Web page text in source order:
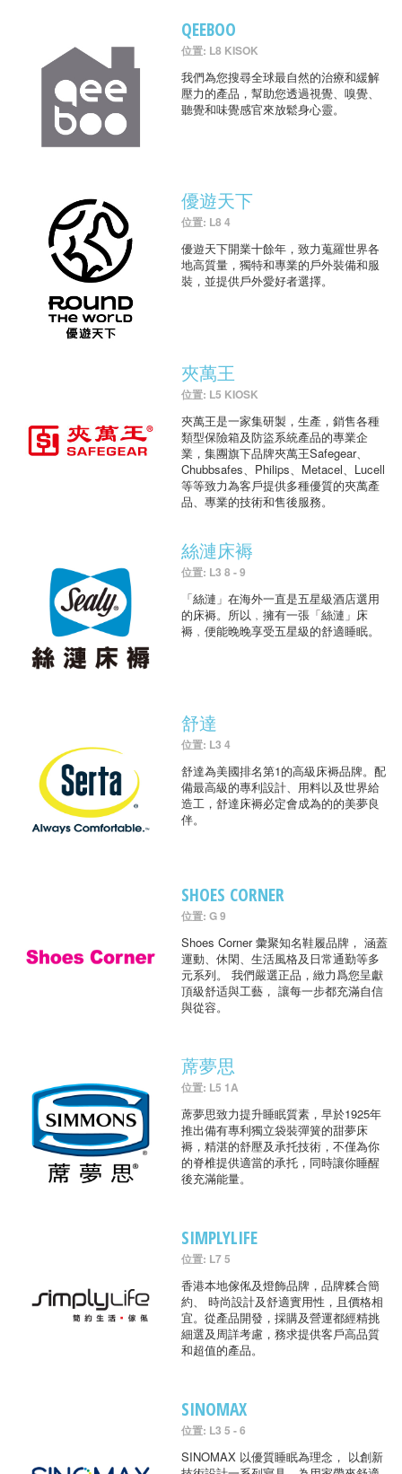
QEEBOO
位置: L8 KISOK
我們為您搜尋全球最自然的治療和緩解
壓力的產品，幫助您透過視覺、嗅覺、
聽覺和味覺感官來放鬆身心靈。
優遊天下
位置: L8 4
優遊天下開業十餘年，致力蒐羅世界各
地高質量，獨特和專業的戶外裝備和服
裝，並提供戶外愛好者選擇。
夾萬王
位置: L5 KIOSK
夾萬王是一家集研製，生產，銷售各種
類型保險箱及防盜系統產品的專業企
業，集團旗下品牌夾萬王Safegear、
Chubbsafes、Philips、Metacel、Lucell
等等致力為客戶提供多種優質的夾萬產
品、專業的技術和售後服務。
絲漣床褥
位置: L3 8 - 9
「絲漣」在海外一直是五星級酒店選用
的床褥。所以﹐擁有一張「絲漣」床
褥﹐便能晚晚享受五星級的舒適睡眠。
舒達
位置: L3 4
舒達為美國排名第1的高級床褥品牌。配
備最高級的專利設計、用料以及世界給
造工，舒達床褥必定會成為的的美夢良
伴。
SHOES CORNER
位置: G 9
Shoes Corner 彙聚知名鞋履品牌， 涵蓋
運動、休閑、生活風格及日常通勤等多
元系列。 我們嚴選正品，緻力爲您呈獻
頂級舒适與工藝， 讓每一步都充滿自信
與從容。
蓆夢思
位置: L5 1A
蓆夢思致力提升睡眠質素，早於1925年
推出備有專利獨立袋裝彈簧的甜夢床
褥，精湛的舒壓及承托技術，不僅為你
的脊椎提供適當的承托，同時讓你睡醒
後充滿能量。
SIMPLYLIFE
位置: L7 5
香港本地傢俬及燈飾品牌，品牌糅合簡
約、 時尚設計及舒適實用性，且價格相
宜。從產品開發，採購及營運都經精挑
細選及周詳考慮，務求提供客戶高品質
和超值的產品。
SINOMAX
位置: L3 5 - 6
SINOMAX 以優質睡眠為理念， 以創新